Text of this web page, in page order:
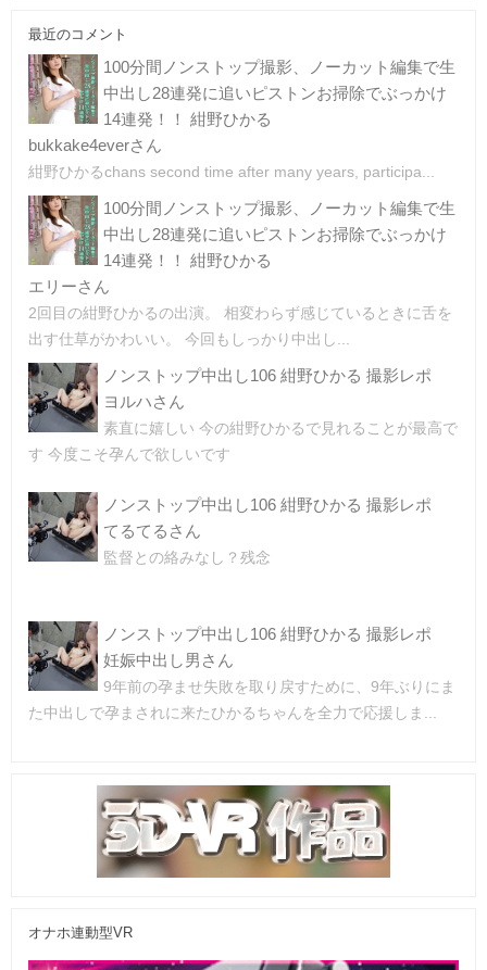
最近のコメント
100分間ノンストップ撮影、ノーカット編集で生
中出し28連発に追いピストンお掃除でぶっかけ
14連発！！ 紺野ひかる
bukkake4everさん
紺野ひかるchans second time after many years, participa...
100分間ノンストップ撮影、ノーカット編集で生
中出し28連発に追いピストンお掃除でぶっかけ
14連発！！ 紺野ひかる
エリーさん
2回目の紺野ひかるの出演。 相変わらず感じているときに舌を
出す仕草がかわいい。 今回もしっかり中出し...
ノンストップ中出し106 紺野ひかる 撮影レポ
ヨルハさん
素直に嬉しい 今の紺野ひかるで見れることが最高で
す 今度こそ孕んで欲しいです
ノンストップ中出し106 紺野ひかる 撮影レポ
てるてるさん
監督との絡みなし？残念
ノンストップ中出し106 紺野ひかる 撮影レポ
妊娠中出し男さん
9年前の孕ませ失敗を取り戻すために、9年ぶりにま
た中出しで孕まされに来たひかるちゃんを全力で応援しま...
オナホ連動型VR